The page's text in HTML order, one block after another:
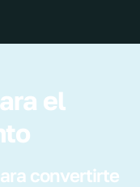
el
convertirte